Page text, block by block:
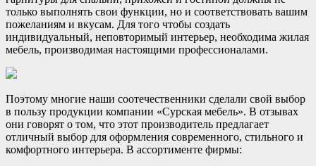
только выполнять свои функции, но и соответствовать вашим
пожеланиям и вкусам. Для того чтобы создать
индивидуальный, неповторимый интерьер, необходима жилая
мебель, производимая настоящими профессионалами.
Поэтому многие наши соотечественники сделали свой выбор
в пользу продукции компании «Сурская мебель». В отзывах
они говорят о том, что этот производитель предлагает
отличный выбор для оформления современного, стильного и
комфортного интерьера. В ассортименте фирмы: